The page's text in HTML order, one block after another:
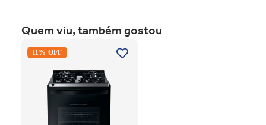
Quem viu, também gostou
Fogão 4 Bocas Brastemp de
Embutir BYO4XAE Mesa
Fundido Dupla Chama Preto
11% OFF